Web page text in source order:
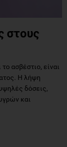
στους
ασβέστιο, είναι
Η λήψη
δόσεις,
και